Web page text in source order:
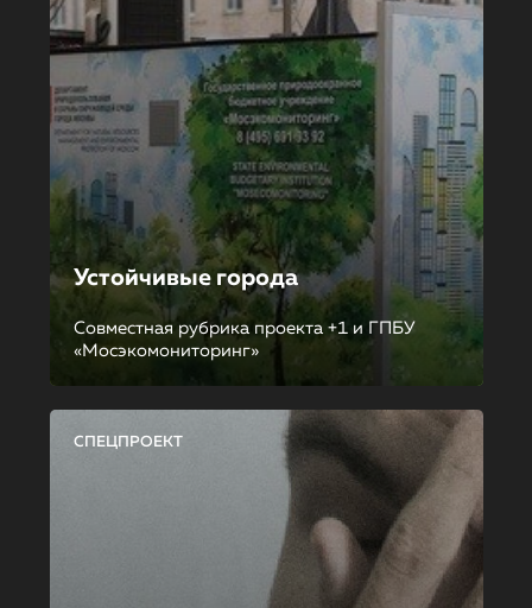
Устойчивые города
Совместная рубрика проекта +1 и ГПБУ
«Мосэкомониторинг»
СПЕЦПРОЕКТ